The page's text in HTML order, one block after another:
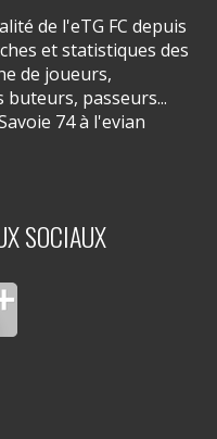
de l'eTG FC depuis
et statistiques des
de joueurs,
buteurs, passeurs...
74 à l'evian
SOCIAUX